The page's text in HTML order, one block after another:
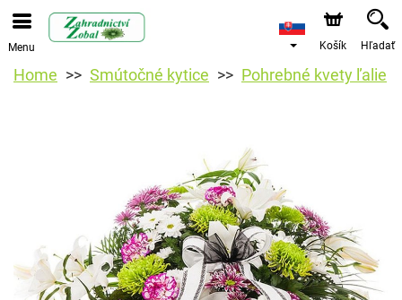
Menu Košík Hľadať
Home Smútočné kytice Pohrebné kvety ľalie